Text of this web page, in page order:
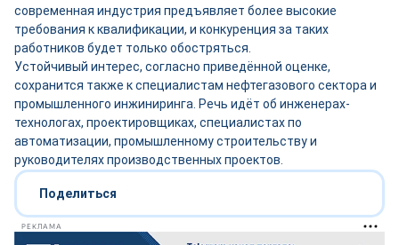
современная индустрия предъявляет более высокие
требования к квалификации, и конкуренция за таких
работников будет только обостряться.
Устойчивый интерес, согласно приведённой оценке,
сохранится также к специалистам нефтегазового сектора и
промышленного инжиниринга. Речь идёт об инженерах-
технологах, проектировщиках, специалистах по
автоматизации, промышленному строительству и
руководителях производственных проектов.
Поделиться
РЕКЛАМА